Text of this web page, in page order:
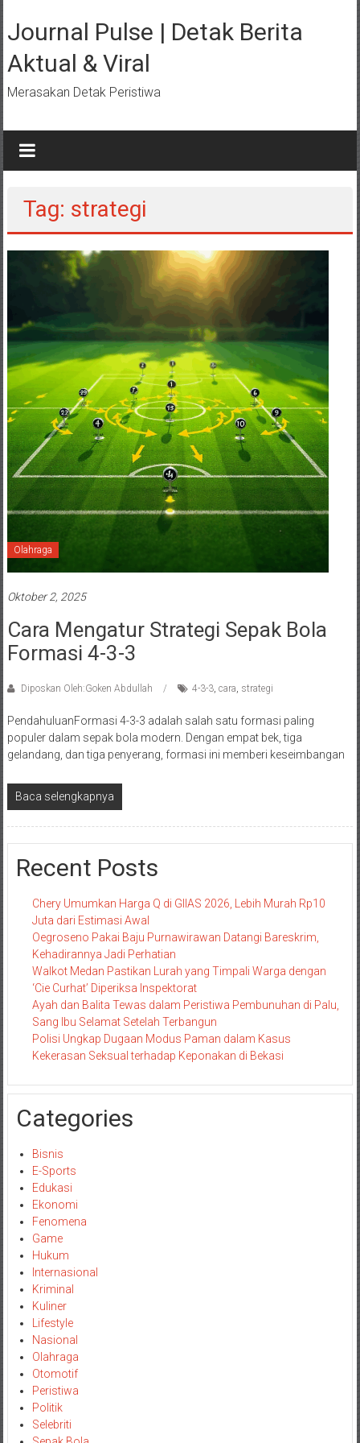
konten
Journal Pulse | Detak Berita
Aktual & Viral
Merasakan Detak Peristiwa
Tag: strategi
Olahraga
Oktober 2, 2025
Cara Mengatur Strategi Sepak Bola
Formasi 4-3-3
Diposkan Oleh:Goken Abdullah 4-3-3, cara, strategi
PendahuluanFormasi 4-3-3 adalah salah satu formasi paling
populer dalam sepak bola modern. Dengan empat bek, tiga
gelandang, dan tiga penyerang, formasi ini memberi keseimbangan
Baca selengkapnya
Recent Posts
Chery Umumkan Harga Q di GIIAS 2026, Lebih Murah Rp10
Juta dari Estimasi Awal
Oegroseno Pakai Baju Purnawirawan Datangi Bareskrim,
Kehadirannya Jadi Perhatian
Walkot Medan Pastikan Lurah yang Timpali Warga dengan
‘Cie Curhat’ Diperiksa Inspektorat
Ayah dan Balita Tewas dalam Peristiwa Pembunuhan di Palu,
Sang Ibu Selamat Setelah Terbangun
Polisi Ungkap Dugaan Modus Paman dalam Kasus
Kekerasan Seksual terhadap Keponakan di Bekasi
Categories
Bisnis
E-Sports
Edukasi
Ekonomi
Fenomena
Game
Hukum
Internasional
Kriminal
Kuliner
Lifestyle
Nasional
Olahraga
Otomotif
Peristiwa
Politik
Selebriti